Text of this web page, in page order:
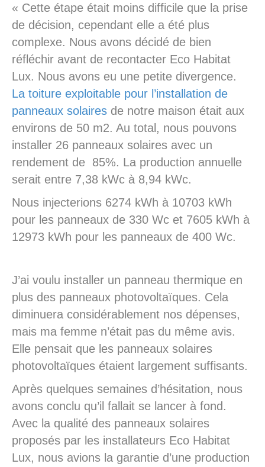
« Cette étape était moins difficile que la prise
de décision, cependant elle a été plus
complexe. Nous avons décidé de bien
réfléchir avant de recontacter Eco Habitat
Lux. Nous avons eu une petite divergence.
La toiture exploitable pour l’installation de
panneaux solaires de notre maison était aux
environs de 50 m2. Au total, nous pouvons
installer 26 panneaux solaires avec un
rendement de 85%. La production annuelle
serait entre 7,38 kWc à 8,94 kWc.
Nous injecterions 6274 kWh à 10703 kWh
pour les panneaux de 330 Wc et 7605 kWh à
12973 kWh pour les panneaux de 400 Wc.
J’ai voulu installer un panneau thermique en
plus des panneaux photovoltaïques. Cela
diminuera considérablement nos dépenses,
mais ma femme n’était pas du même avis.
Elle pensait que les panneaux solaires
photovoltaïques étaient largement suffisants.
Après quelques semaines d’hésitation, nous
avons conclu qu’il fallait se lancer à fond.
Avec la qualité des panneaux solaires
proposés par les installateurs Eco Habitat
Lux, nous avions la garantie d’une production